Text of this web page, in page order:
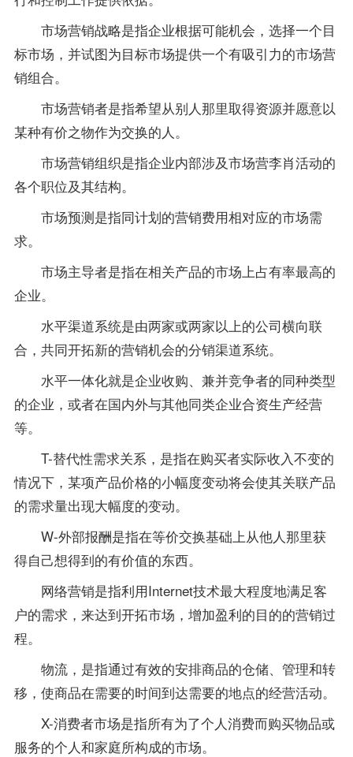
市场营销战略是指企业根据可能机会，选择一个目
标市场，并试图为目标市场提供一个有吸引力的市场营
销组合。
市场营销者是指希望从别人那里取得资源并愿意以
某种有价之物作为交换的人。
市场营销组织是指企业内部涉及市场营李肖活动的
各个职位及其结构。
市场预测是指同计划的营销费用相对应的市场需
求。
市场主导者是指在相关产品的市场上占有率最高的
企业。
水平渠道系统是由两家或两家以上的公司横向联
合，共同开拓新的营销机会的分销渠道系统。
水平一体化就是企业收购、兼并竞争者的同种类型
的企业，或者在国内外与其他同类企业合资生产经营
等。
T-替代性需求关系，是指在购买者实际收入不变的
情况下，某项产品价格的小幅度变动将会使其关联产品
的需求量出现大幅度的变动。
W-外部报酬是指在等价交换基础上从他人那里获
得自己想得到的有价值的东西。
网络营销是指利用Internet技术最大程度地满足客
户的需求，来达到开拓市场，增加盈利的目的的营销过
程。
物流，是指通过有效的安排商品的仓储、管理和转
移，使商品在需要的时间到达需要的地点的经营活动。
X-消费者市场是指所有为了个人消费而购买物品或
服务的个人和家庭所构成的市场。